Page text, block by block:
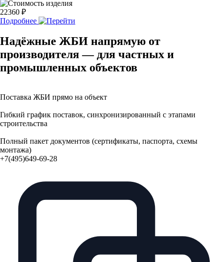
22360 ₽
Подробнее
Надёжные ЖБИ напрямую от
производителя — для частных и
промышленных объектов
Поставка ЖБИ прямо на объект
Гибкий график поставок, синхронизированный с этапами
строительства
Полный пакет документов (сертификаты, паспорта, схемы
монтажа)
+7(495)649-69-28